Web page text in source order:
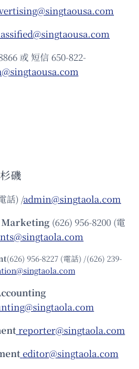
或 短信 650-822-
磯
話) /admin@singtaola.com
(626) 956-8200 (電
(626) 956-8227 (電話) /(626) 239-
reporter@singtaola.com
editor@singtaola.com